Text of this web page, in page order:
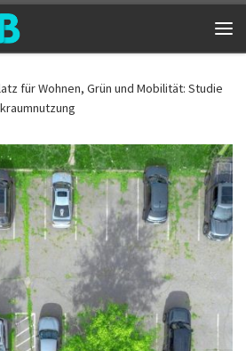
für Wohnen, Grün und Mobilität: Studie